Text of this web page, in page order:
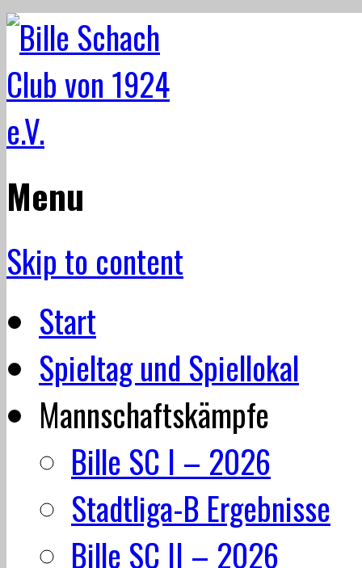
Menu
Skip to content
Start
Spieltag und Spiellokal
Mannschaftskämpfe
Bille SC I – 2026
Stadtliga-B Ergebnisse
Bille SC II – 2026